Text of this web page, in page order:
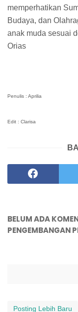
memperhatikan
Budaya, dan
anak muda sesuai
Orias
Penulis : Aprilia
Edit : Clarisa
BELUM ADA
PENGEMBANGAN
Posting Lebih Baru